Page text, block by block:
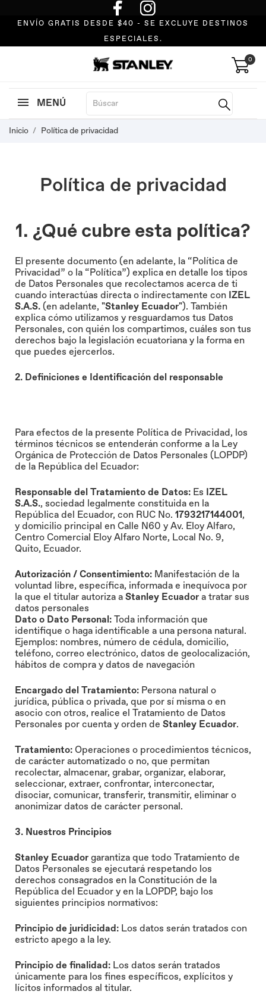
ENVÍO GRATIS DESDE $40 - SE EXCLUYE DESTINOS
ESPECIALES.
0
MENÚ
Inicio Política de privacidad
Política de privacidad
1. ¿Qué cubre esta política?
El presente documento (en adelante, la “Política de
Privacidad” o la “Política”) explica en detalle los tipos
de Datos Personales que recolectamos acerca de ti
cuando interactúas directa o indirectamente con IZEL
S.A.S. (en adelante, "Stanley Ecuador"). También
explica cómo utilizamos y resguardamos tus Datos
Personales, con quién los compartimos, cuáles son tus
derechos bajo la legislación ecuatoriana y la forma en
que puedes ejercerlos.
2. Definiciones e Identificación del responsable
Para efectos de la presente Política de Privacidad, los
términos técnicos se entenderán conforme a la Ley
Orgánica de Protección de Datos Personales (LOPDP)
de la República del Ecuador:
Responsable del Tratamiento de Datos: Es IZEL
S.A.S., sociedad legalmente constituida en la
República del Ecuador, con RUC No. 1793217144001,
y domicilio principal en Calle N60 y Av. Eloy Alfaro,
Centro Comercial Eloy Alfaro Norte, Local No. 9,
Quito, Ecuador.
Autorización / Consentimiento: Manifestación de la
voluntad libre, específica, informada e inequívoca por
la que el titular autoriza a Stanley Ecuador a tratar sus
datos personales
Dato o Dato Personal: Toda información que
identifique o haga identificable a una persona natural.
Ejemplos: nombres, número de cédula, domicilio,
teléfono, correo electrónico, datos de geolocalización,
hábitos de compra y datos de navegación
Encargado del Tratamiento: Persona natural o
jurídica, pública o privada, que por sí misma o en
asocio con otros, realice el Tratamiento de Datos
Personales por cuenta y orden de Stanley Ecuador.
Tratamiento: Operaciones o procedimientos técnicos,
de carácter automatizado o no, que permitan
recolectar, almacenar, grabar, organizar, elaborar,
seleccionar, extraer, confrontar, interconectar,
disociar, comunicar, transferir, transmitir, eliminar o
anonimizar datos de carácter personal.
3. Nuestros Principios
Stanley Ecuador garantiza que todo Tratamiento de
Datos Personales se ejecutará respetando los
derechos consagrados en la Constitución de la
República del Ecuador y en la LOPDP, bajo los
siguientes principios normativos:
Principio de juridicidad: Los datos serán tratados con
estricto apego a la ley.
Principio de finalidad: Los datos serán tratados
únicamente para los fines específicos, explícitos y
lícitos informados al titular.